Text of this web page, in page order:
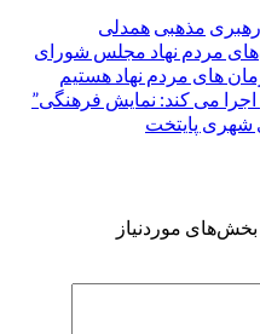
رهبری مذهبی همدلی
مردم نهاد مجلس شورای
های مردم نهاد هستیم
می کند: نمایش فرهنگی”
شهری پایتخت
بخش‌های موردنیاز